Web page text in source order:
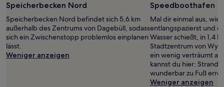
2 Erwachsenen
gefunden
wurde.
Preise
und
Verfügbarkeiten
Speicherbecken Nord
Speicherbecken Nord befindet sich 5,6 km
außerhalb des Zentrums von Dagebüll, sodass
sich ein Zwischenstopp problemlos einplanen
lässt.
Weniger anzeigen
Speedboothafen
Mal dir einmal aus,
entlangspazierst und
Wasser schießt, in 1,4
Stadtzentrum von Wyk
ein wenig verträumt
kannst du hier: Strand
wunderbar zu Fuß
Weniger anzeigen